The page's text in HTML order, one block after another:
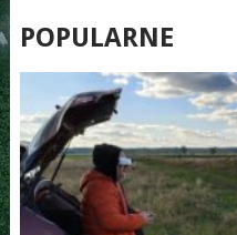
POSTS
NAVIGATION
POPULARNE